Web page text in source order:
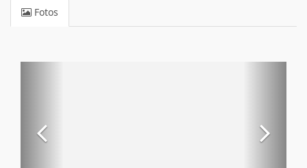
Fotos